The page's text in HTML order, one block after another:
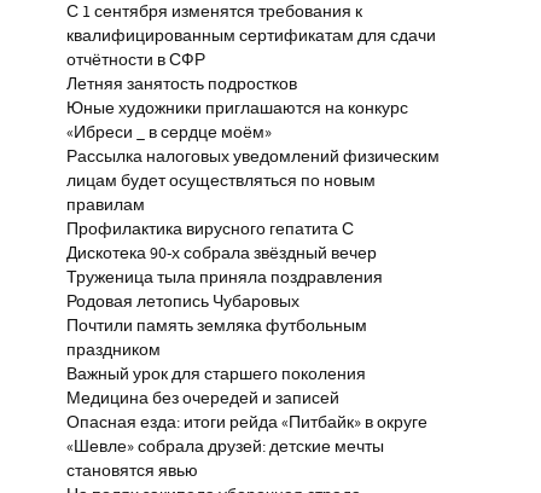
С 1 сентября изменятся требования к
квалифицированным сертификатам для сдачи
отчётности в СФР
Летняя занятость подростков
Юные художники приглашаются на конкурс
«Ибреси _ в сердце моём»
Рассылка налоговых уведомлений физическим
лицам будет осуществляться по новым
правилам
Профилактика вирусного гепатита С
Дискотека 90-х собрала звёздный вечер
Труженица тыла приняла поздравления
Родовая летопись Чубаровых
Почтили память земляка футбольным
праздником
Важный урок для старшего поколения
Медицина без очередей и записей
Опасная езда: итоги рейда «Питбайк» в округе
«Шевле» собрала друзей: детские мечты
становятся явью